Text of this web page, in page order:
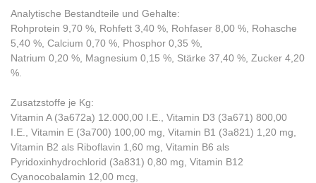
Analytische Bestandteile und Gehalte:
Rohprotein 9,70 %, Rohfett 3,40 %, Rohfaser 8,00 %, Rohasche
5,40 %, Calcium 0,70 %, Phosphor 0,35 %,
Natrium 0,20 %, Magnesium 0,15 %, Stärke 37,40 %, Zucker 4,20
%.
Zusatzstoffe je Kg:
Vitamin A (3a672a) 12.000,00 I.E., Vitamin D3 (3a671) 800,00
I.E., Vitamin E (3a700) 100,00 mg, Vitamin B1 (3a821) 1,20 mg,
Vitamin B2 als Riboflavin 1,60 mg, Vitamin B6 als
Pyridoxinhydrochlorid (3a831) 0,80 mg, Vitamin B12
Cyanocobalamin 12,00 mcg,